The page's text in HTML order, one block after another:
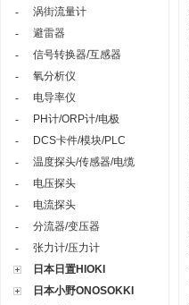
-
涡街流量计
-
避雷器
-
信号转换器/互感器
-
氧分析仪
-
电导率仪
-
PH计/ORP计/电极
-
DCS卡件/模块/PLC
-
温度探头/传感器/电缆
-
电压探头
-
电流探头
-
分流器/变压器
-
张力计/压力计
日本日置HIOKI
日本小野ONOSOKKI